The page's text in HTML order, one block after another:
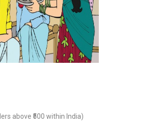
above ₹500 within India)